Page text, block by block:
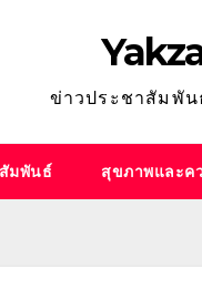
ข่าวประชาสัมพัน
มพันธ์ สุขภาพและค